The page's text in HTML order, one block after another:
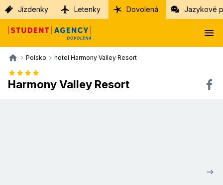
Jízdenky Letenky Dovolená Jazykové
Polsko hotel Harmony Valley Resort
Harmony Valley Resort